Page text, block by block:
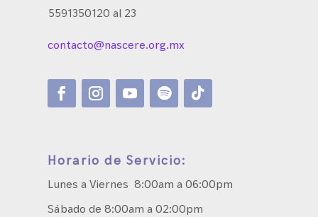
5591350120 al 23
contacto@nascere.org.mx
Horario de Servicio:
Lunes a Viernes 8:00am a 06:00pm
Sábado de 8:00am a 02:00pm